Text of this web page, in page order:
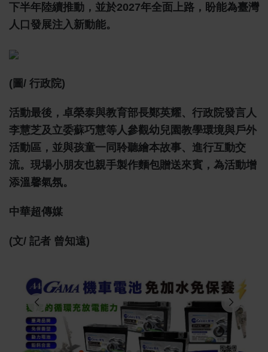
下半年陸續推動，並於2027年全面上路，盼能為臺灣
人口發展注入新動能。
(圖/ 行政院)
活動最後，卓榮泰與教育部長鄭英耀、行政院發言人
李慧芝及立委蘇巧慧等人參觀幼兒園教學環境與戶外
活動區，並與孩童一同聆聽繪本故事、進行互動交
流。現場小朋友也親手製作麵包贈送來賓，為活動增
添溫馨氣氛。
中華超傳媒
(文/ 記者 曾知遠)